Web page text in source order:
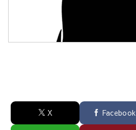
X Facebook